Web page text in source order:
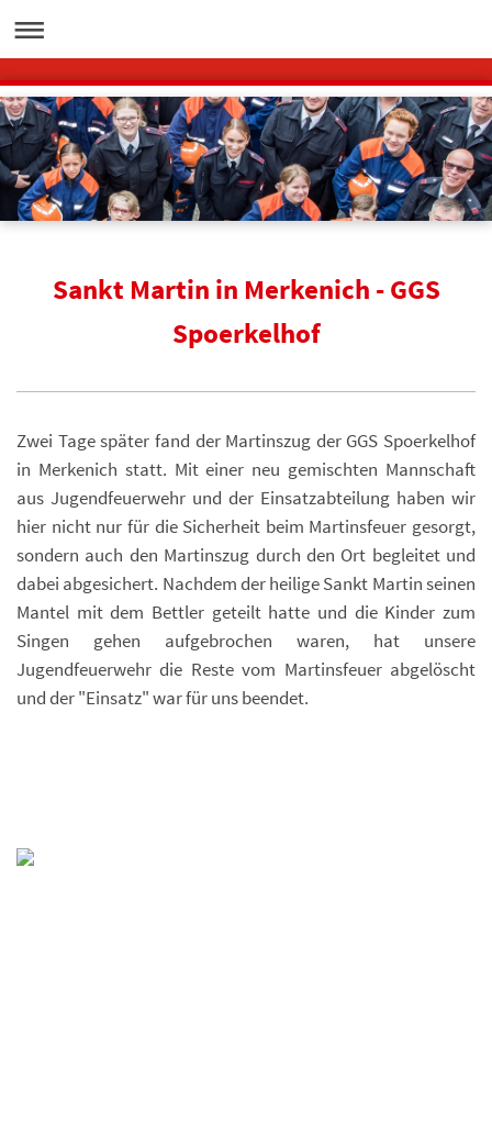
Sankt Martin in Merkenich - GGS
Spoerkelhof
Zwei Tage später fand der Martinszug der GGS Spoerkelhof
in Merkenich statt. Mit einer neu gemischten Mannschaft
aus Jugendfeuerwehr und der Einsatzabteilung haben wir
hier nicht nur für die Sicherheit beim Martinsfeuer gesorgt,
sondern auch den Martinszug durch den Ort begleitet und
dabei abgesichert. Nachdem der heilige Sankt Martin seinen
Mantel mit dem Bettler geteilt hatte und die Kinder zum
Singen gehen aufgebrochen waren, hat unsere
Jugendfeuerwehr die Reste vom Martinsfeuer abgelöscht
und der "Einsatz" war für uns beendet.